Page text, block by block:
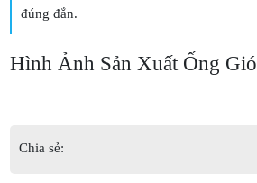
đúng đắn.
Hình Ảnh Sản Xuất Ống Gió
Chia sẻ: